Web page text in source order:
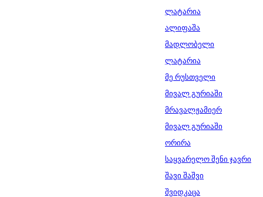
ლატარია
ალიფაშა
მადლობელი
ლატარია
მე რუსთველი
მივალ გურიაში
მრავალჟამიერ
მივალ გურიაში
ორირა
საყვარელო შენი ჯავრი
შავი შაშვი
შვიდკაცა